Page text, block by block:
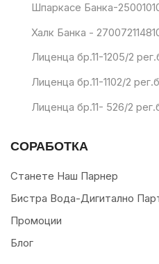
Шпаркасе Банка-
Халк Банка -
Лиценца бр.11-1205/2
Лиценца бр.11-1102/2
Лиценца бр.11- 526/2
СОРАБОТКА
Станете Наш Парнер
Бистра Вода-Дигитално
Промоции
Блог